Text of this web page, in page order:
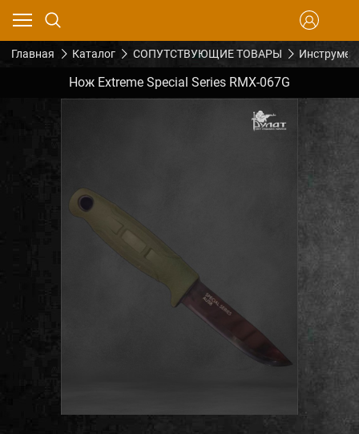
Главная Каталог СОПУТСТВУЮЩИЕ ТОВАРЫ
Нож Extreme Special Series RMX-067G